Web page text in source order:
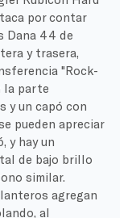
por contar
Dana 44 de
y trasera,
"Rock-
la parte
y un capó con
pueden apreciar
y hay un
de bajo brillo
similar.
agregan
al